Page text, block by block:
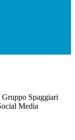
Spaggiari
Media